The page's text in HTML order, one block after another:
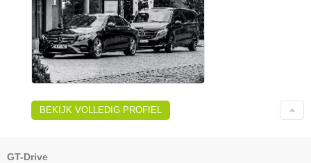
BEKIJK VOLLEDIG PROFIEL
GT-Drive